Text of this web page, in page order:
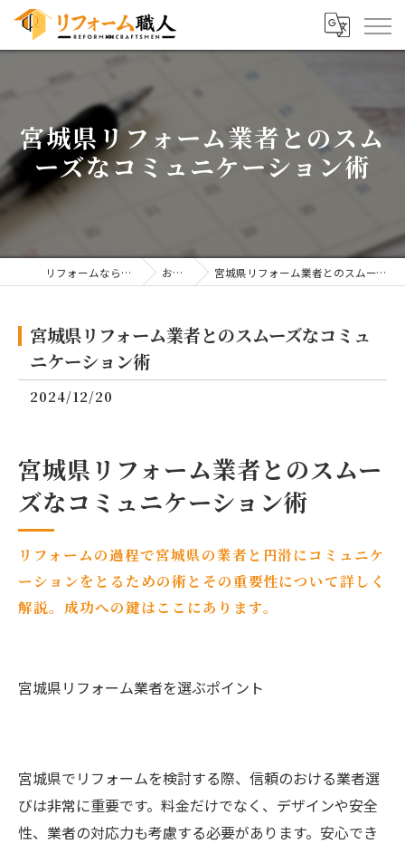
宮城県リフォーム業者とのスム
ーズなコミュニケーション術
リフォームならリフォーム職人 お知らせ 宮城県リフォーム業者とのスムーズなコミュニケーション術
宮城県リフォーム業者とのスムーズなコミュ
ニケーション術
2024/12/20
宮城県リフォーム業者とのスムー
ズなコミュニケーション術
リフォームの過程で宮城県の業者と円滑にコミュニケ
ーションをとるための術とその重要性について詳しく
解説。成功への鍵はここにあります。
宮城県リフォーム業者を選ぶポイント
宮城県でリフォームを検討する際、信頼のおける業者選
びは非常に重要です。料金だけでなく、デザインや安全
性、業者の対応力も考慮する必要があります。安心でき